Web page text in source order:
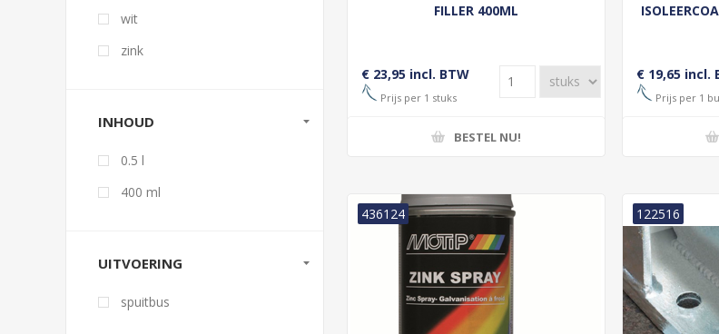
FILLER 400ML
€ 23,95 incl. BTW
Prijs per 1 stuks
BESTEL NU!
€ 19,65 incl.
Prijs per 1
436124 122516
wit
zink
INHOUD
0.5 l
400 ml
UITVOERING
spuitbus